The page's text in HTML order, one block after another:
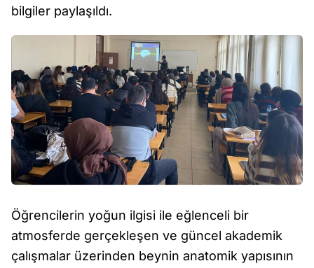
bilgiler paylaşıldı.
Öğrencilerin yoğun ilgisi ile eğlenceli bir
atmosferde gerçekleşen ve güncel akademik
çalışmalar üzerinden beynin anatomik yapısının